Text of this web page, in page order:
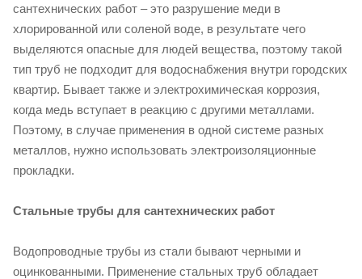
сантехнических работ – это разрушение меди в
хлорированной или соленой воде, в результате чего
выделяются опасные для людей вещества, поэтому такой
тип труб не подходит для водоснабжения внутри городских
квартир. Бывает также и электрохимическая коррозия,
когда медь вступает в реакцию с другими металлами.
Поэтому, в случае применения в одной системе разных
металлов, нужно использовать электроизоляционные
прокладки.
Стальные трубы для сантехнических работ
Водопроводные трубы из стали бывают черными и
оцинкованными. Применение стальных труб обладает